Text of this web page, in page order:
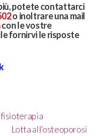
potete contattarci
o inoltrare una mail
con le vostre
fornirvi le risposte
fisioterapia
Lotta all’osteoporosi